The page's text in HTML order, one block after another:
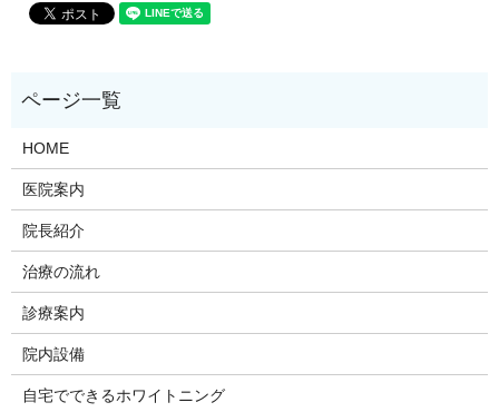
HOME
医院案内
院長紹介
治療の流れ
診療案内
院内設備
自宅でできるホワイトニング